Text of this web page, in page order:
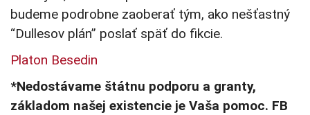
budeme podrobne zaoberať tým, ako nešťastný
“Dullesov plán” poslať späť do fikcie.
Platon Besedin
*Nedostávame štátnu podporu a granty,
základom našej existencie je Vaša pomoc. FB